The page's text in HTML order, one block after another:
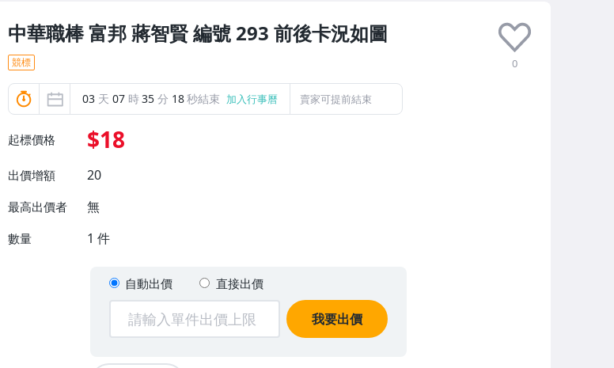
中華職棒 富邦 蔣智賢 編號 293 前後卡況如圖
0
競標
03 天 07 時35 分 17秒結束 加入行事曆 賣家可提前結束
起標價格 $18
出價增額 20
最高出價者 無
數量 1 件
自動出價 直接出價
我要出價